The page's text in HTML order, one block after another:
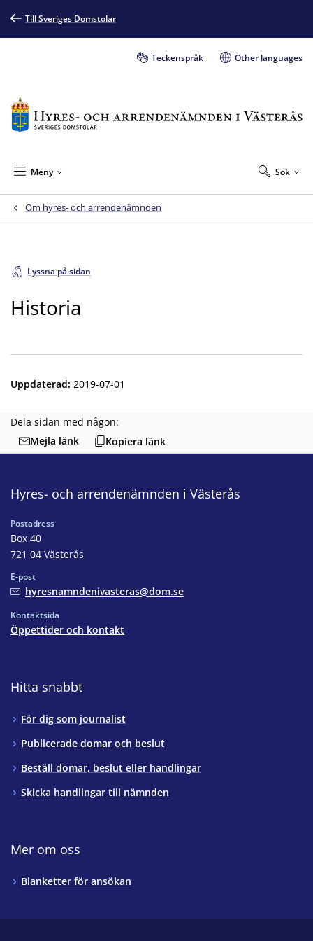
Till Sveriges Domstolar
Teckenspråk Other languages
Sök
Meny
Om hyres- och arrendenämnden
Lyssna på sidan
Historia
Uppdaterad: 2019-07-01
Dela sidan med någon:
Mejla länk
Kopiera länk
Hyres- och arrendenämnden i Västerås
Postadress
Box 40
721 04 Västerås
E-post
hyresnamndenivasteras@dom.se
Kontaktsida
Öppettider och kontakt
Hitta snabbt
För dig som journalist
Publicerade domar och beslut
Beställ domar, beslut eller handlingar
Skicka handlingar till nämnden
Mer om oss
Blanketter för ansökan